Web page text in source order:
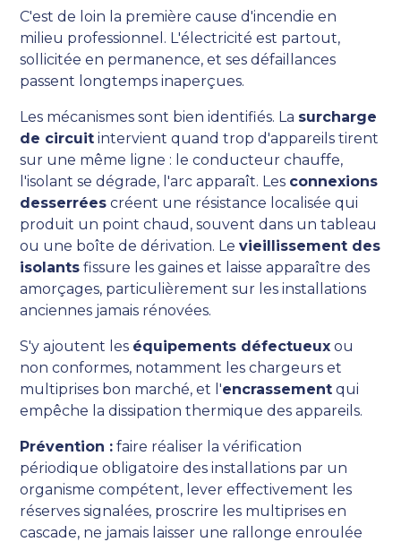
C'est de loin la première cause d'incendie en
milieu professionnel. L'électricité est partout,
sollicitée en permanence, et ses défaillances
passent longtemps inaperçues.
Les mécanismes sont bien identifiés. La surcharge
de circuit intervient quand trop d'appareils tirent
sur une même ligne : le conducteur chauffe,
l'isolant se dégrade, l'arc apparaît. Les connexions
desserrées créent une résistance localisée qui
produit un point chaud, souvent dans un tableau
ou une boîte de dérivation. Levieillissement des
isolants fissure les gaines et laisse apparaître des
amorçages, particulièrement sur les installations
anciennes jamais rénovées.
S'y ajoutent les équipements défectueux ou
non conformes, notamment les chargeurs et
multiprises bon marché, et l'encrassement qui
empêche la dissipation thermique des appareils.
Prévention : faire réaliser la vérification
périodique obligatoire des installations par un
organisme compétent, lever effectivement les
réserves signalées, proscrire les multiprises en
cascade, ne jamais laisser une rallonge enroulée